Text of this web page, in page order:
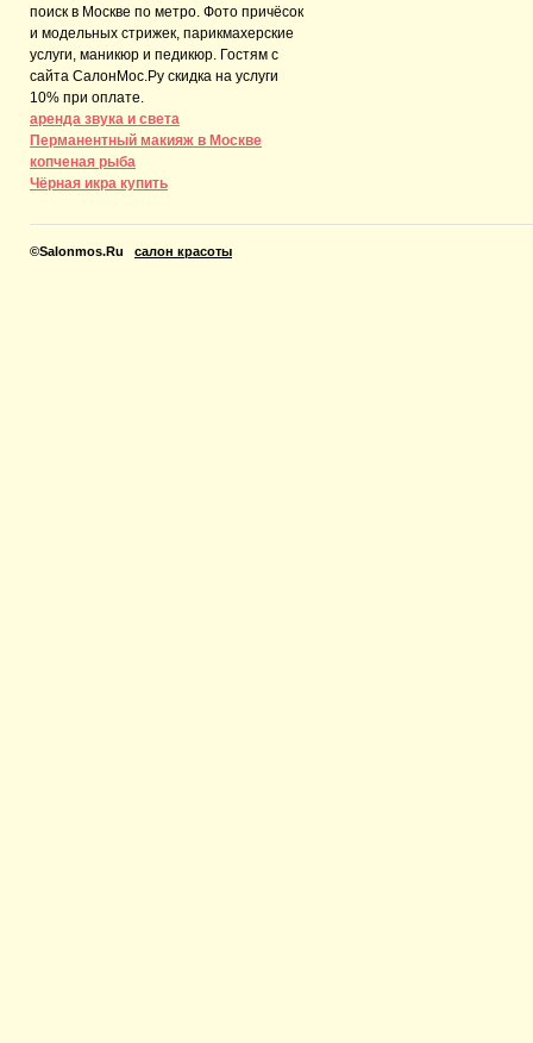
поиск в Москве по метро. Фото причёсок
и модельных стрижек, парикмахерские
услуги, маникюр и педикюр. Гостям с
сайта СалонМос.Ру скидка на услуги
10% при оплате.
аренда звука и света
Перманентный макияж в Москве
копченая рыба
Чёрная икра купить
©Salonmos.Ru салон красоты